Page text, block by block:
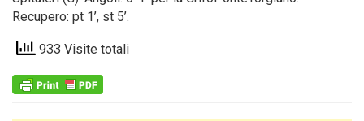
Recupero: pt 1’, st 5’.
933 Visite totali